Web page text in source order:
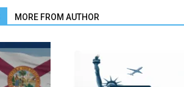
MORE FROM AUTHOR